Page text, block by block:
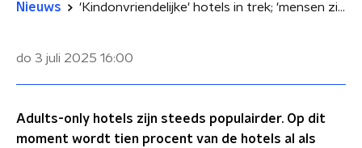
Nieuws 'Kindonvriendelijke' hotels in trek; 'mensen zijn bereid daar meer voor te betalen'
do 3 juli 2025 16:00
Adults-only hotels zijn steeds populairder. Op dit
moment wordt tien procent van de hotels al als